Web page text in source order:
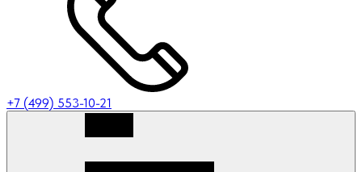
+7 (499) 553-10-21